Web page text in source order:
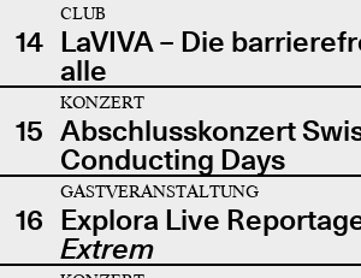
14
CLUB
LaVIVA – Die
alle
15
KONZERT
Abschlusskonzert
Conducting Days
16
GASTVERANSTALTUNG
Explora Live
Extrem